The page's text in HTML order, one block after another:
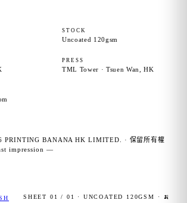
STOCK
Uncoated 120gsm
PRESS
TML Tower · Tsuen Wan, HK
PRINTING BANANA HK LIMITED. · 保留所有權
impression —
SHEET 01 / 01 · UNCOATED 120GSM · 🍌